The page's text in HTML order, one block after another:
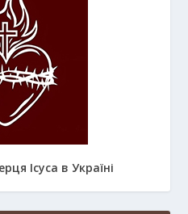
Ісуса в Україні